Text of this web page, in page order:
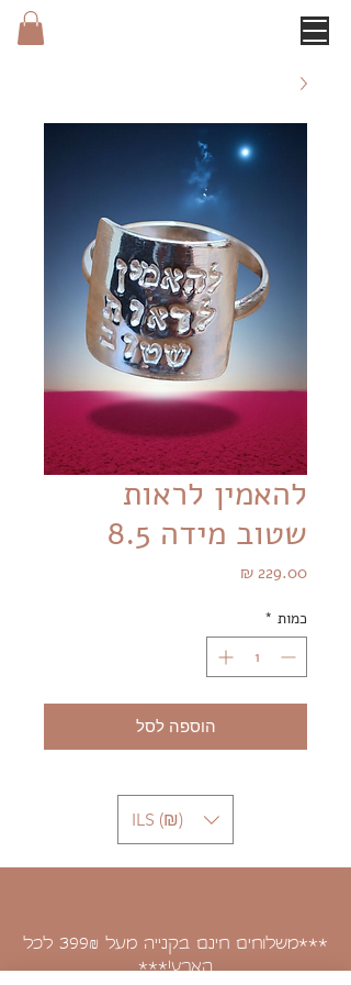
להאמין לראות
שטוב מידה 8.5
מחיר
כמות *
הוספה לסל
ILS (₪)
***משלוחים חינם בקנייה מעל 399 ₪
לכל
הארץ!***